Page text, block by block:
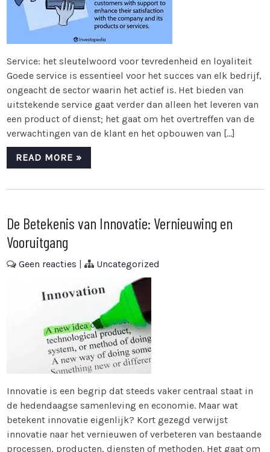
Service: het sleutelwoord voor tevredenheid en loyaliteit
Goede service is essentieel voor het succes van elk bedrijf,
ongeacht de sector waarin het actief is. Het bieden van
uitstekende service gaat verder dan alleen het leveren van
een product of dienst; het gaat om het overtreffen van de
verwachtingen van de klant en het opbouwen van […]
READ MORE »
De Betekenis van Innovatie: Vernieuwing en
Vooruitgang
Geen reacties | Uncategorized
Innovatie is een begrip dat steeds vaker centraal staat in
de hedendaagse samenleving en economie. Maar wat
betekent innovatie eigenlijk? Kort gezegd verwijst
innovatie naar het vernieuwen of verbeteren van bestaande
processen, producten, diensten of methoden. Het gaat om